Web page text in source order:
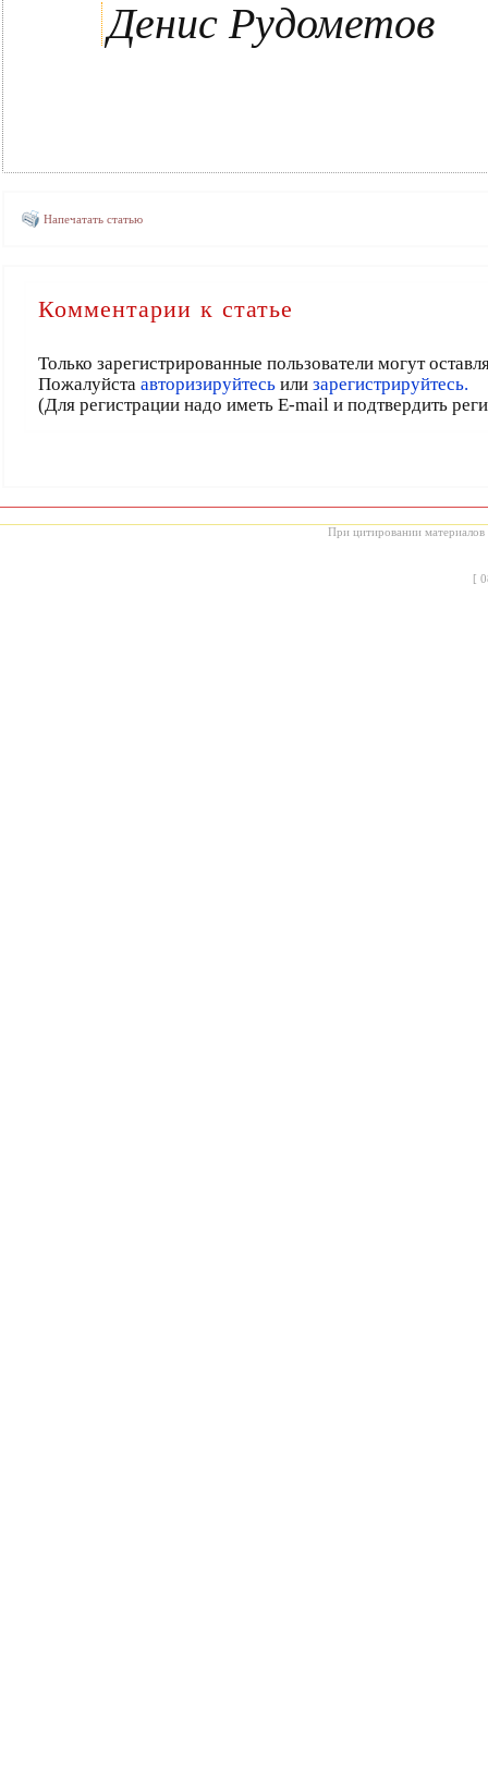
Денис Рудометов
Напечатать статью
Комментарии к статье
Только зарегистрированные пользователи могут
Пожалуйста авторизируйтесьили зарегистрируйтесь.
(Для регистрации надо иметь E-mail и подтвердить
При цитировании материалов
[